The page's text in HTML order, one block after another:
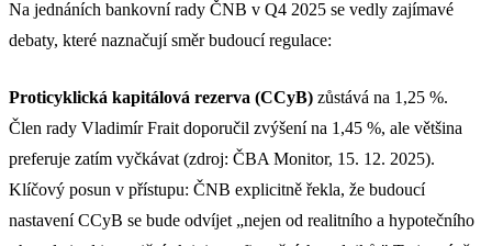
Na jednáních bankovní rady ČNB v Q4 2025 se vedly zajímavé
debaty, které naznačují směr budoucí regulace:
Proticyklická kapitálová rezerva (CCyB) zůstává na 1,25 %.
Člen rady Vladimír Frait doporučil zvýšení na 1,45 %, ale většina
preferuje zatím vyčkávat (zdroj: ČBA Monitor, 15. 12. 2025).
Klíčový posun v přístupu: ČNB explicitně řekla, že budoucí
nastavení CCyB se bude odvíjet „nejen od realitního a hypotečního